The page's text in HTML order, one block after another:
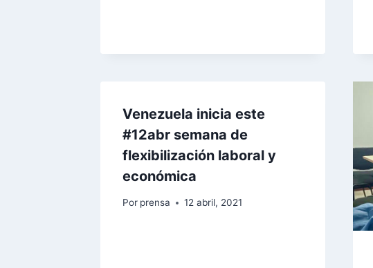
Venezuela inicia este
#12abr semana de
flexibilización laboral y
económica
Por prensa 12 abril, 2021